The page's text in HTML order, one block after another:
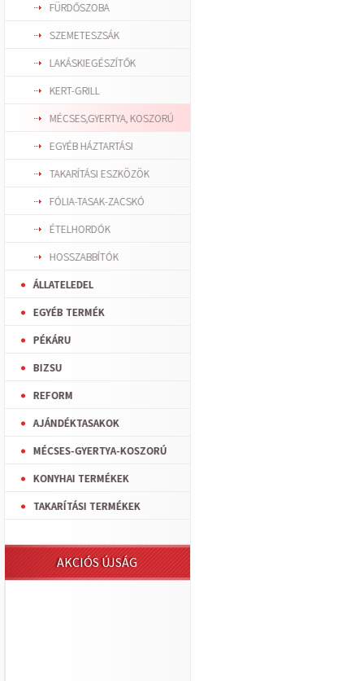
FÜRDŐSZOBA
SZEMETESZSÁK
LAKÁSKIEGÉSZÍTŐK
KERT-GRILL
MÉCSES,GYERTYA, KOSZORÚ
EGYÉB HÁZTARTÁSI
TAKARÍTÁSI ESZKÖZÖK
FÓLIA-TASAK-ZACSKÓ
ÉTELHORDÓK
HOSSZABBÍTÓK
ÁLLATELEDEL
EGYÉB TERMÉK
PÉKÁRU
BIZSU
REFORM
AJÁNDÉKTASAKOK
MÉCSES-GYERTYA-KOSZORÚ
KONYHAI TERMÉKEK
TAKARÍTÁSI TERMÉKEK
AKCIÓS ÚJSÁG